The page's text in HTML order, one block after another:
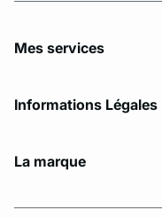
Mes services
Informations Légales
La marque